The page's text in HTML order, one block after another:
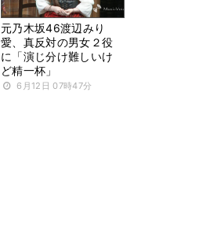
元乃木坂46渡辺みり
愛、真反対の男女２役
に「演じ分け難しいけ
ど精一杯」
6月12日 07時47分